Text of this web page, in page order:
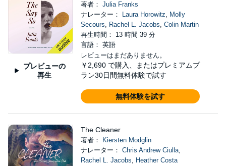
プレビューの
再生
著者： Julia Franks
ナレーター：
Laura Horowitz, Molly
Secours, Rachel L. Jacobs, Colin Martin
再生時間： 13 時間 39 分
言語： 英語
レビューはまだありません。
￥2,690 で購入、またはプレミアムプ
ラン30日間無料体験で試す
無料体験を試す
The Cleaner
著者：
Kiersten Modglin
ナレーター： Chris Andrew Ciulla,
Rachel L. Jacobs, Heather Costa